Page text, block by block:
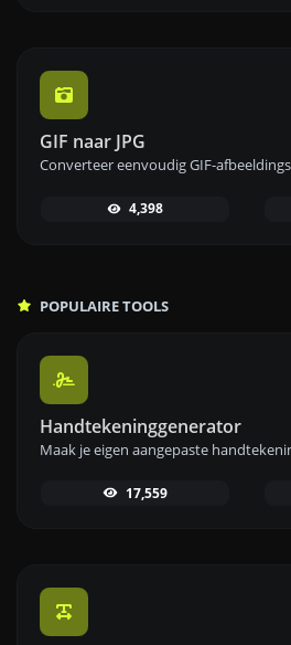
GIF naar JPG
4,398
POPULAIRE TOOLS
Handtekeninggenerator
17,559